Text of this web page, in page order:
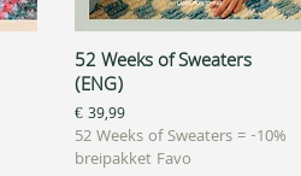
Snel overzicht
52 Weeks of Sweaters
(ENG)
Prijs
€ 39,99
52 Weeks of Sweaters = -10%
breipakket Favo